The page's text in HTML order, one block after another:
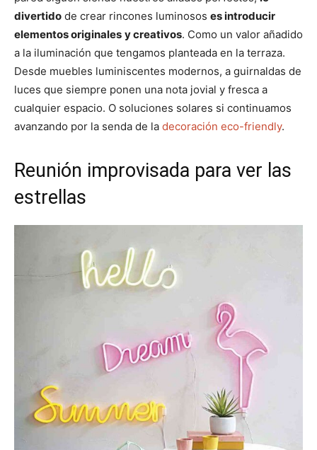
divertido de crear rincones luminosos es introducir
elementos originales y creativos. Como un valor añadido
a la iluminación que tengamos planteada en la terraza.
Desde muebles luminiscentes modernos, a guirnaldas de
luces que siempre ponen una nota jovial y fresca a
cualquier espacio. O soluciones solares si continuamos
avanzando por la senda de la decoración eco-friendly.
Reunión improvisada para ver las
estrellas